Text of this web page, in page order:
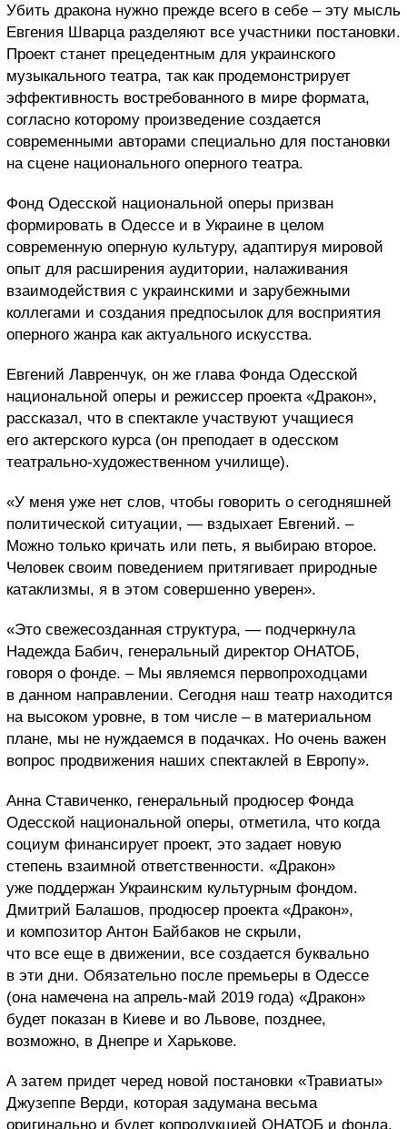
Убить дракона нужно прежде всего в себе – эту мысль
Евгения Шварца разделяют все участники постановки.
Проект станет прецедентным для украинского
музыкального театра, так как продемонстрирует
эффективность востребованного в мире формата,
согласно которому произведение создается
современными авторами специально для постановки
на сцене национального оперного театра.
Фонд Одесской национальной оперы призван
формировать в Одессе и в Украине в целом
современную оперную культуру, адаптируя мировой
опыт для расширения аудитории, налаживания
взаимодействия с украинскими и зарубежными
коллегами и создания предпосылок для восприятия
оперного жанра как актуального искусства.
Евгений Лавренчук, он же глава Фонда Одесской
национальной оперы и режиссер проекта «Дракон»,
рассказал, что в спектакле участвуют учащиеся
его актерского курса (он преподает в одесском
театрально-художественном училище).
«У меня уже нет слов, чтобы говорить о сегодняшней
политической ситуации, — вздыхает Евгений. –
Можно только кричать или петь, я выбираю второе.
Человек своим поведением притягивает природные
катаклизмы, я в этом совершенно уверен».
«Это свежесозданная структура, — подчеркнула
Надежда Бабич, генеральный директор ОНАТОБ,
говоря о фонде. – Мы являемся первопроходцами
в данном направлении. Сегодня наш театр находится
на высоком уровне, в том числе – в материальном
плане, мы не нуждаемся в подачках. Но очень важен
вопрос продвижения наших спектаклей в Европу».
Анна Ставиченко, генеральный продюсер Фонда
Одесской национальной оперы, отметила, что когда
социум финансирует проект, это задает новую
степень взаимной ответственности. «Дракон»
уже поддержан Украинским культурным фондом.
Дмитрий Балашов, продюсер проекта «Дракон»,
и композитор Антон Байбаков не скрыли,
что все еще в движении, все создается буквально
в эти дни. Обязательно после премьеры в Одессе
(она намечена на апрель-май 2019 года) «Дракон»
будет показан в Киеве и во Львове, позднее,
возможно, в Днепре и Харькове.
А затем придет черед новой постановки «Травиаты»
Джузеппе Верди, которая задумана весьма
оригинально и будет копродукцией ОНАТОБ и фонда.